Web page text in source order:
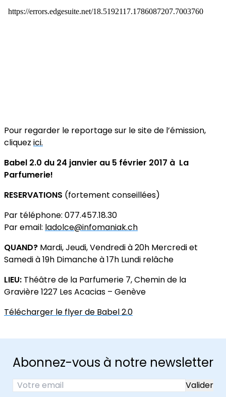
Pour regarder le reportage sur le site de l’émission,
cliquez ici.
Babel 2.0 du 24 janvier au 5 février 2017 à La
Parfumerie!
RESERVATIONS (fortement conseillées)
Par téléphone: 077.457.18.30
Par email: ladolce@infomaniak.ch
QUAND? Mardi, Jeudi, Vendredi à 20h Mercredi et
Samedi à 19h Dimanche à 17h Lundi relâche
LIEU: Théâtre de la Parfumerie 7, Chemin de la
Gravière 1227 Les Acacias – Genève
Télécharger le flyer de Babel 2.0
Abonnez-vous à notre newsletter